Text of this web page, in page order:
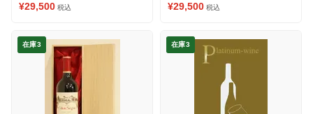
¥29,500 税込 ¥29,500 税込
在庫3 在庫3